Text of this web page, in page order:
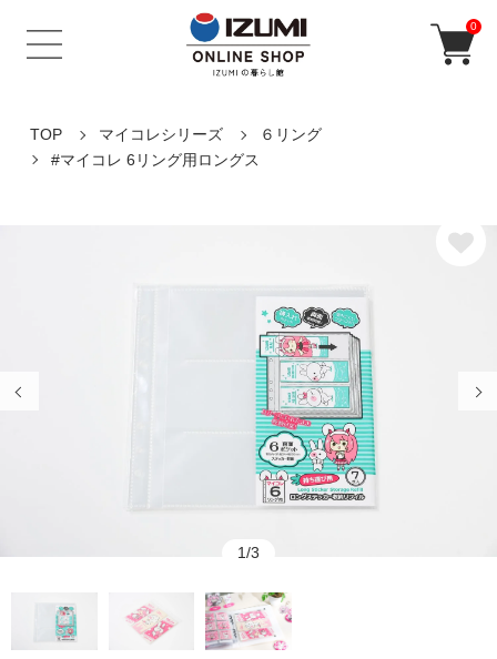
0
TOP マイコレシリーズ
６リング
#マイコレ 6リング用ロングス
1/3